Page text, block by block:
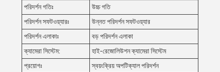
পরিদর্শন গতিঃ
উচ্চ গতি
পরিদর্শন সফটওয়্যারঃ
উন্নত পরিদর্শন সফটওয়্যার
পরিদর্শন এলাকাঃ
বড় পরিদর্শন এলাকা
ক্যামেরা সিস্টেম:
হাই-রেজোলিউশন ক্যামেরা সিস্টেম
প্রয়োগঃ
স্বয়ংক্রিয় অপটিক্যাল পরিদর্শন